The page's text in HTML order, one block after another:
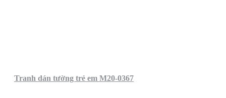
Tranh dán tường trẻ em M20-0367